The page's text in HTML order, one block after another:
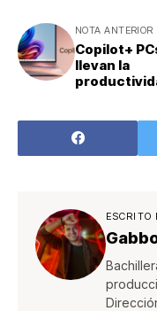
NOTA ANTERIOR
Copilot+
llevan la
ESCRITO